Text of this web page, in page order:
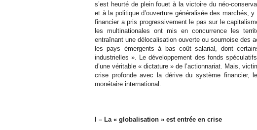
s’est heurté de plein fouet à la victoire du néo-
et à la politique d’ouverture généralisée des marchés,
financier a pris progressivement le pas sur le
les multinationales ont mis en concurrence les
entraînant une délocalisation ouverte ou sournoise des
les pays émergents à bas coût salarial, dont
industrielles ». Le développement des fonds
d’une véritable « dictature » de l’actionnariat. Mais,
crise profonde avec la dérive du système financier,
monétaire international.
I – La « globalisation » est entrée en crise